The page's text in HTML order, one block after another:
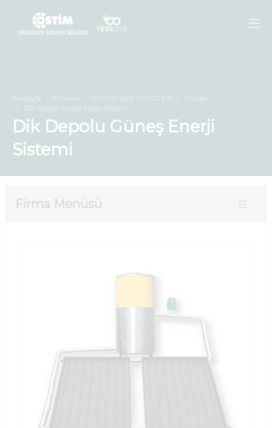
Anasayfa Firmalar GÜN ISI SAN TİC LTD ŞTİ
Ürünler
Dik Depolu Güneş Enerji Sistemi
Dik Depolu Güneş Enerji
Sistemi
Firma Menüsü